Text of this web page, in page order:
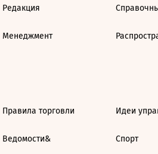
Редакция
Менеджмент
Правила торговли
Ведомости&
Идеи
Спорт